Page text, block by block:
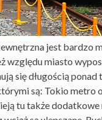
jest bardzo
względu miasto
się długością
są: Tokio metro
tu także